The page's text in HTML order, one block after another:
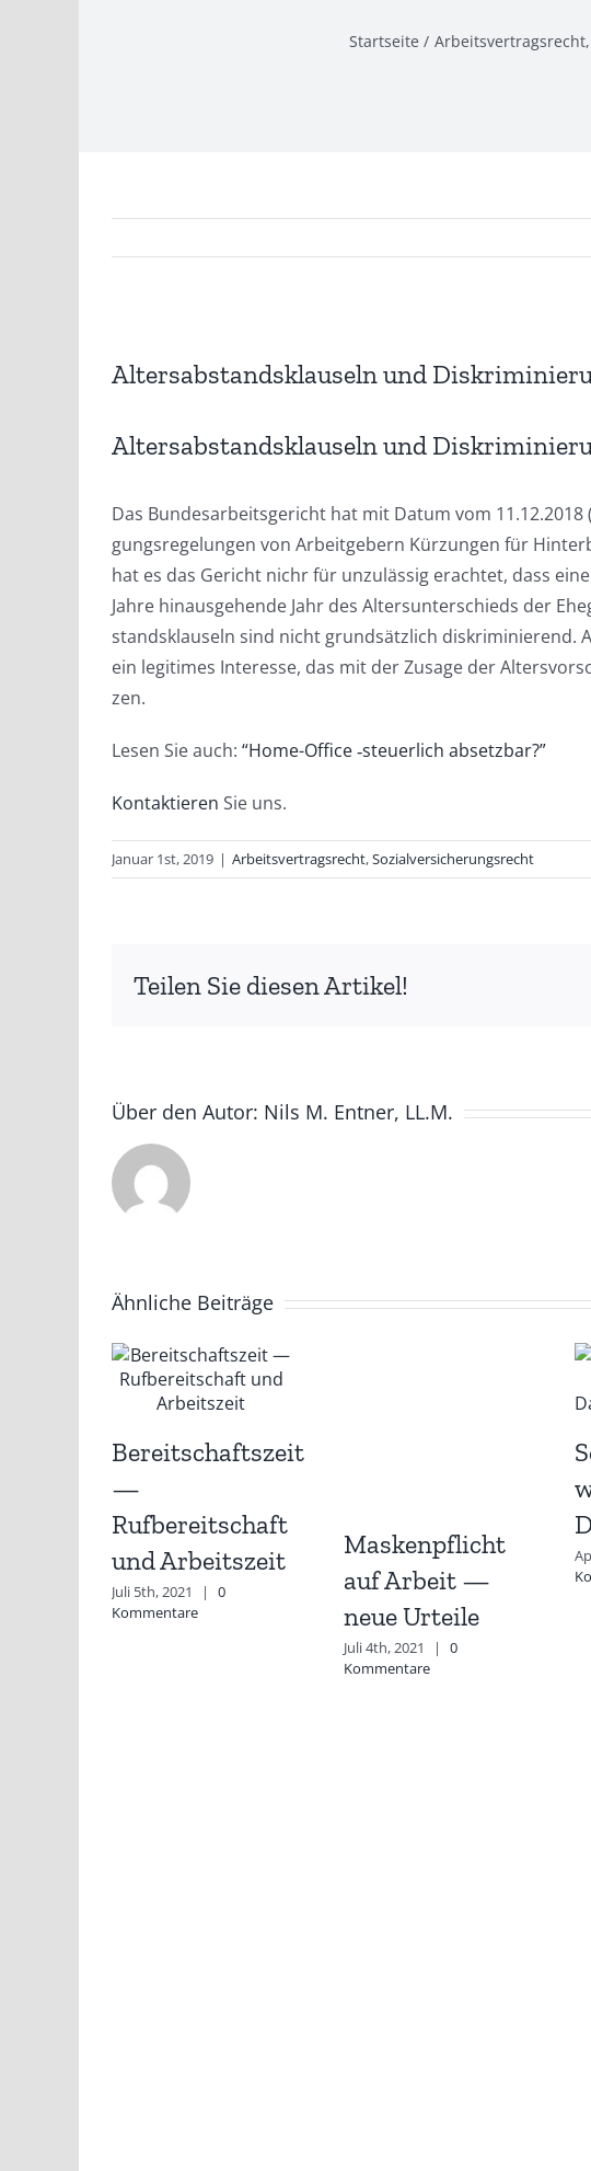
Startseite Arbeitsvertragsrecht
grösseres
Altersabstandsklauseln und
Altersabstandsklauseln und
Das Bun­des­ar­beits­ge­richt hat mit Datum vom 11.12.2018
gungs­re­ge­lun­gen von Arbeit­ge­bern Kür­zun­gen für
hat es das Gericht nichr für unzu­läs­sig erach­tet, dass
Jah­re hin­aus­ge­hen­de Jahr des Alters­un­ter­schieds der
stands­klau­seln sind nicht grund­sätz­lich dis­kri­mi­nie­rend.
ein legi­ti­mes Inter­es­se, das mit der Zusa­ge der
zen.
Lesen Sie auch: “Home-Office ‑steu­er­lich absetzbar?”
Kon­tak­tie­ren Sie uns.
Januar 1st, 2019 | Arbeitsvertragsrecht,Sozialversicherungsrecht
Teilen Sie diesen Artikel!
Über den Autor: Nils M. Entner, LL.M.
Ähnliche Beiträge
Bereitschaftszeit
—
Rufbereitschaft
und Arbeitszeit
Juli 5th, 2021 |
0
Kommentare
Maskenpflicht
auf Arbeit —
neue Urteile
Juli 4th, 2021 |
0
Kommentare